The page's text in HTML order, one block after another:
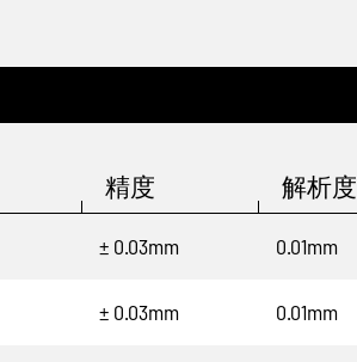
精度 解析度
± 0.03mm 0.01mm
± 0.03mm 0.01mm